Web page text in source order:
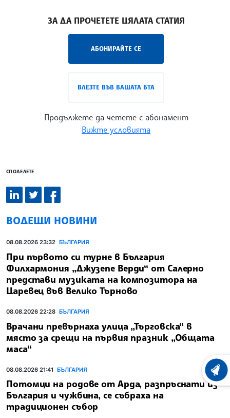
ЗА ДА ПРОЧЕТЕТЕ ЦЯЛАТА СТАТИЯ
АБОНИРАЙТЕ СЕ
ВЛЕЗТЕ ВЪВ ВАШАТА БТА
Продължете да четете с абонамент
Вижте условията
СПОДЕЛЕТЕ
ВОДЕЩИ НОВИНИ
08.08.2026 23:32 БЪЛГАРИЯ
При първото си турне в България
Филхармония „Джузепе Верди“ от Салерно
представи музиката на композитора на
Царевец във Велико Търново
08.08.2026 22:28 БЪЛГАРИЯ
Врачани превърнаха улица „Търговска“ в
място за срещи на първия празник „Общата
маса“
08.08.2026 21:41 БЪЛГАРИЯ
Потомци на родове от Арда, разпръснати из
България и чужбина, се събраха на
традиционен събор